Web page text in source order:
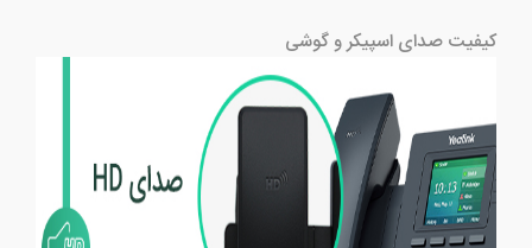
کیفیت صدای اسپیکر و گوشی